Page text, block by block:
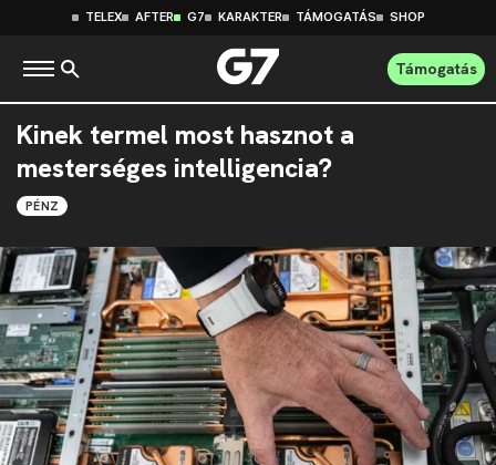
TELEX AFTER G7 KARAKTER TÁMOGATÁS SHOP
Támogatás
Kinek termel most hasznot a
mesterséges intelligencia?
PÉNZ